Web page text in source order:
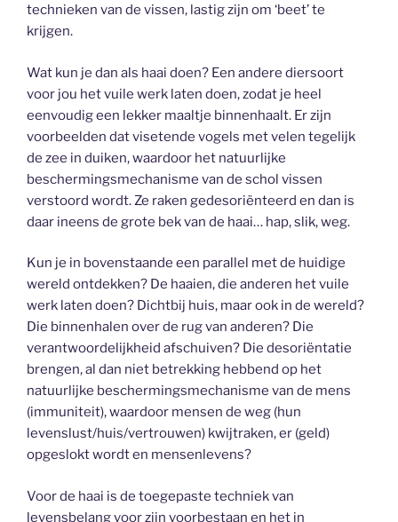
technieken van de vissen, lastig zijn om ‘beet’ te
krijgen.
Wat kun je dan als haai doen? Een andere diersoort
voor jou het vuile werk laten doen, zodat je heel
eenvoudig een lekker maaltje binnenhaalt. Er zijn
voorbeelden dat visetende vogels met velen tegelijk
de zee in duiken, waardoor het natuurlijke
beschermingsmechanisme van de schol vissen
verstoord wordt. Ze raken gedesoriënteerd en dan is
daar ineens de grote bek van de haai… hap, slik, weg.
Kun je in bovenstaande een parallel met de huidige
wereld ontdekken? De haaien, die anderen het vuile
werk laten doen? Dichtbij huis, maar ook in de wereld?
Die binnenhalen over de rug van anderen? Die
verantwoordelijkheid afschuiven? Die desoriëntatie
brengen, al dan niet betrekking hebbend op het
natuurlijke beschermingsmechanisme van de mens
(immuniteit), waardoor mensen de weg (hun
levenslust/huis/vertrouwen) kwijtraken, er (geld)
opgeslokt wordt en mensenlevens?
Voor de haai is de toegepaste techniek van
levensbelang voor zijn voorbestaan en het in